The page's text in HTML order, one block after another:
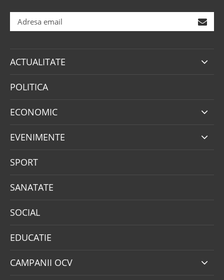
ACTUALITATE
POLITICA
ECONOMIC
EVENIMENTE
SPORT
SANATATE
SOCIAL
EDUCATIE
CAMPANII OCV